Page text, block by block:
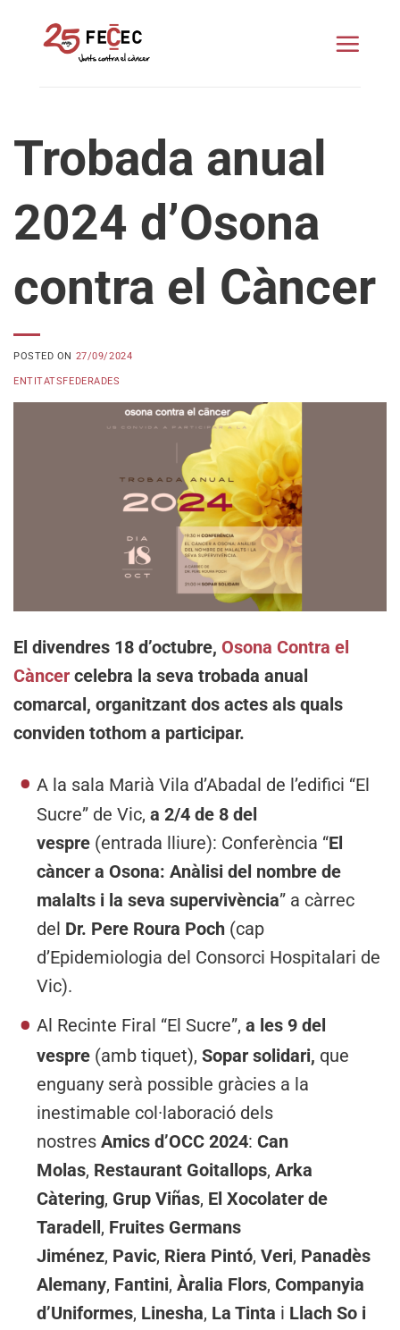
Trobada anual
2024 d’Osona
contra el Càncer
POSTED ON 27/09/2024
ENTITATSFEDERADES
El divendres 18 d’octubre, Osona Contra el
Càncer celebra la seva trobada anual
comarcal, organitzant dos actes als quals
conviden tothom a participar.
A la sala Marià Vila d’Abadal de l’edifici “El
Sucre” de Vic, a 2/4 de 8 del
vespre (entrada lliure): Conferència “El
càncer a Osona: Anàlisi del nombre de
malalts i la seva supervivència” a càrrec
del Dr. Pere Roura Poch (cap
d’Epidemiologia del Consorci Hospitalari de
Vic).
Al Recinte Firal “El Sucre”, a les 9 del
vespre (amb tiquet), Sopar solidari, que
enguany serà possible gràcies a la
inestimable col·laboració dels
nostres Amics d’OCC 2024: Can
Molas, Restaurant Goitallops, Arka
Càtering, Grup Viñas, El Xocolater de
Taradell, Fruites Germans
Jiménez, Pavic, Riera Pintó, Veri, Panadès
Alemany, Fantini, Àralia Flors, Companyia
d’Uniformes, Linesha, La Tinta i Llach So i